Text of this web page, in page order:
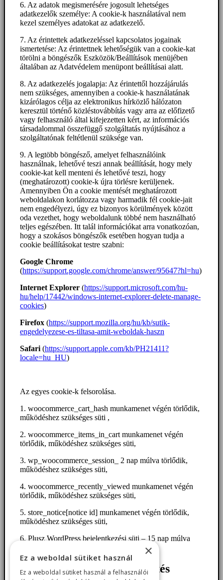
6. Az adatok megismerésére jogosult lehetséges
adatkezelők személye: A cookie-k használatával nem
kezel személyes adatokat az adatkezelő.
7. Az érintettek adatkezeléssel kapcsolatos jogainak
ismertetése: Az érintettnek lehetőségük van a cookie-kat
törölni a böngészők Eszközök/Beállítások menüjében
általában az Adatvédelem menüpont beállításai alatt.
8. Az adatkezelés jogalapja: Az érintettől hozzájárulás
nem szükséges, amennyiben a cookie-k használatának
kizárólagos célja az elektronikus hírközlő hálózaton
keresztül történő közléstovábbítás vagy arra az előfizető
vagy felhasználó által kifejezetten kért, az információs
társadalommal összefüggő szolgáltatás nyújtásához a
szolgáltatónak feltétlenül szüksége van.
9. A legtöbb böngésző, amelyet felhasználóink
használnak, lehetővé teszi annak beállítását, hogy mely
cookie-kat kell menteni és lehetővé teszi, hogy
(meghatározott) cookie-k újra törlésre kerüljenek.
Amennyiben Ön a cookie mentését meghatározott
weboldalakon korlátozza vagy harmadik fél cookie-jait
nem engedélyezi, úgy ez bizonyos körülmények között
oda vezethet, hogy weboldalunk többé nem használható
teljes egészében. Itt talál információkat arra vonatkozóan,
hogy a szokásos böngészők esetében hogyan tudja a
cookie beállításokat testre szabni:
Google Chrome
(https://support.google.com/chrome/answer/95647?hl=hu)
Internet Explorer (https://support.microsoft.com/hu-
hu/help/17442/windows-internet-explorer-delete-manage-
cookies)
Firefox (https://support.mozilla.org/hu/kb/sutik-
engedelyezese-es-tiltasa-amit-weboldak-haszn
Safari (https://support.apple.com/kb/PH21411?
locale=hu_HU)
Az egyes cookie-k felsorolása.
1. woocommerce_cart_hash munkamenet végén törlődik,
működéshez szükséges süti ,
2. woocommerce_items_in_cart munkamenet végén
törlődik, működéshez szükséges süti,
3. wp_woocommerce_session_ 2 nap múlva törlődik,
működéshez szükséges süti,
4. woocommerce_recently_viewed munkamenet végén
törlődik, működéshez szükséges süti,
5. store_notice[notice id] munkamenet végén törlődik,
működéshez szükséges süti,
6. Plusz WordPress bejelentkezési süti – 15 nap múlva
Google Ads konverziókövetés
×
Ez a weboldal sütiket használ
Ez a weboldal sütiket használ a felhasználói